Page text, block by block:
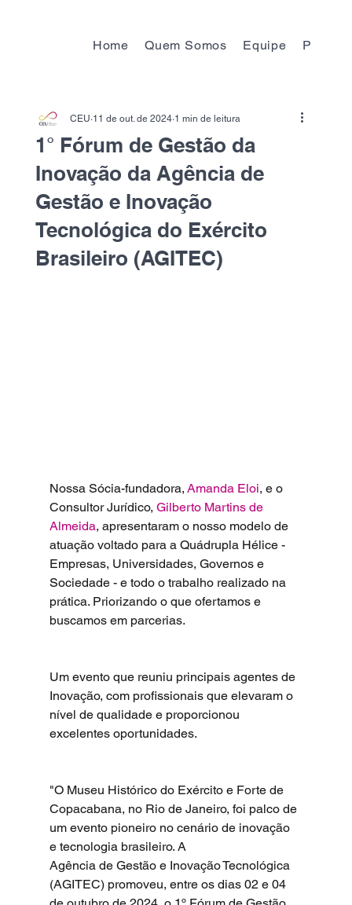
Home Quem Somos Equipe
1° Fórum de Gestão da
Inovação da Agência de
Gestão e Inovação
Tecnológica do Exército
Brasileiro (AGITEC)
CEU 11 de out. de 2024 1 min de leitura
Nossa Sócia-fundadora, Amanda Eloi, e o
Consultor Jurídico, Gilberto Martins de
Almeida, apresentaram o nosso modelo de
atuação voltado para a Quádrupla Hélice -
Empresas, Universidades, Governos e
Sociedade - e todo o trabalho realizado na
prática. Priorizando o que ofertamos e
buscamos em parcerias.
Um evento que reuniu principais agentes de
Inovação, com profissionais que elevaram o
nível de qualidade e proporcionou
excelentes oportunidades.
"O Museu Histórico do Exército e Forte de
Copacabana, no Rio de Janeiro, foi palco de
um evento pioneiro no cenário de inovação
e tecnologia brasileiro. A
Agência de Gestão e Inovação Tecnológica
(AGITEC) promoveu, entre os dias 02 e 04